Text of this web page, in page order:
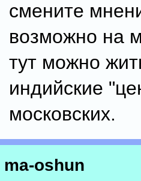
смените
возможно на
тут можно
индийские
московских.
ma-oshun